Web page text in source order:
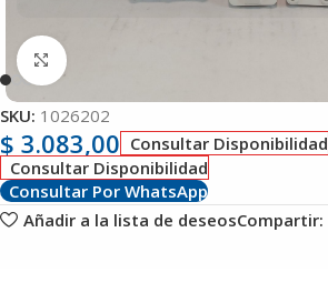
Clic para ampliar
SKU: 1026202
$ 3.083,00 Consultar Disponibilidad
Consultar Disponibilidad
Consultar Por WhatsApp
Añadir a la lista de deseosCompartir: